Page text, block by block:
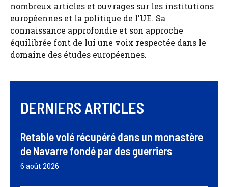
nombreux articles et ouvrages sur les institutions
européennes et la politique de l'UE. Sa
connaissance approfondie et son approche
équilibrée font de lui une voix respectée dans le
domaine des études européennes.
DERNIERS ARTICLES
Retable volé récupéré dans un monastère
de Navarre fondé par des guerriers
6 août 2026